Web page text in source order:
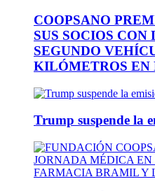
COOPSANO
SUS SOCIOS
SEGUNDO
KILÓMETROS EN
Trump suspende la